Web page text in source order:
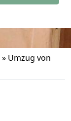
» Umzug von